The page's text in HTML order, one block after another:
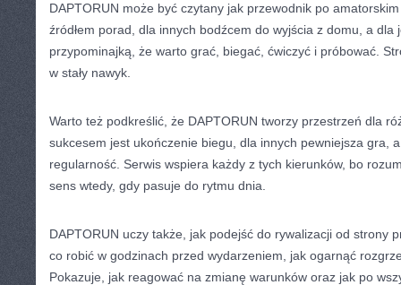
DAPTORUN może być czytany jak przewodnik po
źródłem porad, dla innych bodźcem do wyjścia z domu, a dla
przypominajką, że warto grać, biegać, ćwiczyć i próbować.
w stały nawyk.
Warto też podkreślić, że DAPTORUN tworzy przestrzeń dla
sukcesem jest ukończenie biegu, dla innych pewniejsza gra,
regularność. Serwis wspiera każdy z tych kierunków, bo
sens wtedy, gdy pasuje do rytmu dnia.
DAPTORUN uczy także, jak podejść do rywalizacji od strony
co robić w godzinach przed wydarzeniem, jak ogarnąć
Pokazuje, jak reagować na zmianę warunków oraz jak po